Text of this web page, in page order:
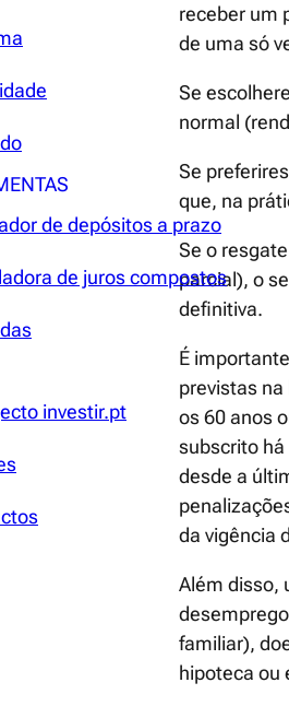
de depósitos a prazo
de juros compostos
investir.pt
receber um
de uma só
Se
normal
Se
que, na
Se o
parcial), o
definitiva.
É
previstas
os 60 anos
subscrito
desde a
da vigência
Além disso,
familiar),
hipoteca ou